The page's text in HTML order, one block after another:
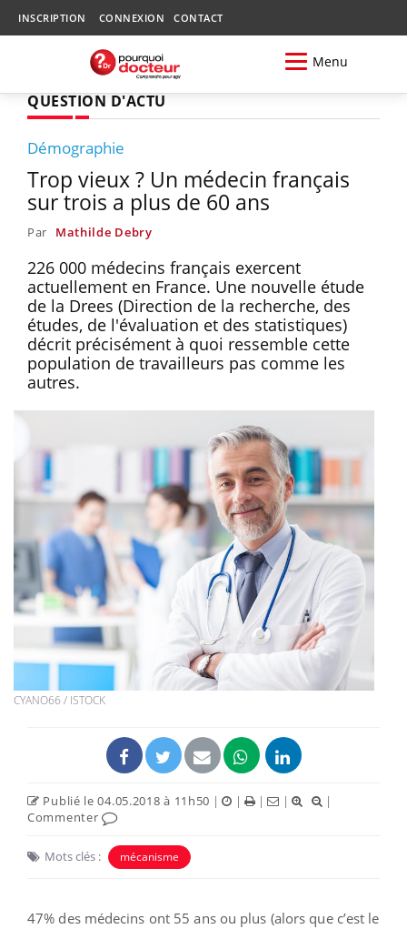
INSCRIPTION CONNEXION CONTACT
Menu
QUESTION D'ACTU
Démographie
Trop vieux ? Un médecin français
sur trois a plus de 60 ans
Par Mathilde Debry
226 000 médecins français exercent
actuellement en France. Une nouvelle étude
de la Drees (Direction de la recherche, des
études, de l'évaluation et des statistiques)
décrit précisément à quoi ressemble cette
population de travailleurs pas comme les
autres.
CYANO66 / ISTOCK
Publié le 04.05.2018 à 11h50 | | | |
|
Commenter
Mots clés : mécanisme
47% des médecins ont 55 ans ou plus (alors que c’est le